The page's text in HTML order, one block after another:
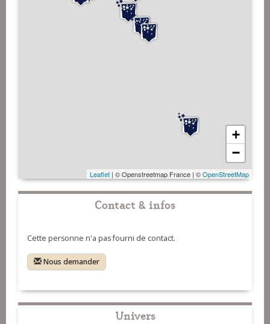
+
−
Leaflet | © Openstreetmap France | ©OpenStreetMap
Contact & infos
Cette personne n'a pas fourni de contact.
Nous demander
Univers